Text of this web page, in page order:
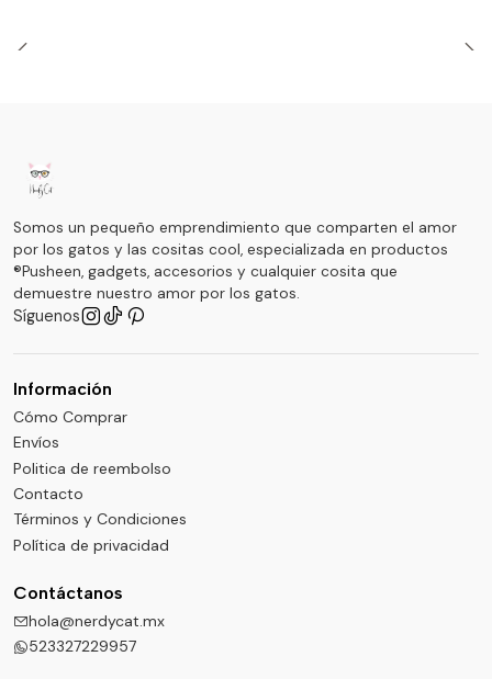
Somos un pequeño emprendimiento que comparten el amor
por los gatos y las cositas cool, especializada en productos
®Pusheen, gadgets, accesorios y cualquier cosita que
demuestre nuestro amor por los gatos.
Síguenos
Información
Cómo Comprar
Envíos
Politica de reembolso
Contacto
Términos y Condiciones
Política de privacidad
Contáctanos
hola@nerdycat.mx
523327229957